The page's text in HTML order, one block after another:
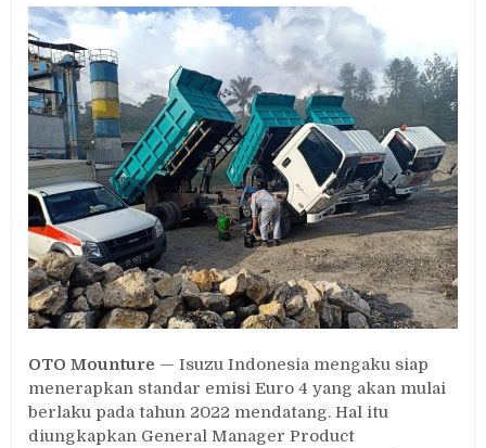
Siap
Terapkan
Standar
Emisi
Euro
4
OTO Mounture — Isuzu Indonesia mengaku siap
menerapkan standar emisi Euro 4 yang akan mulai
berlaku pada tahun 2022 mendatang. Hal itu
diungkapkan General Manager Product